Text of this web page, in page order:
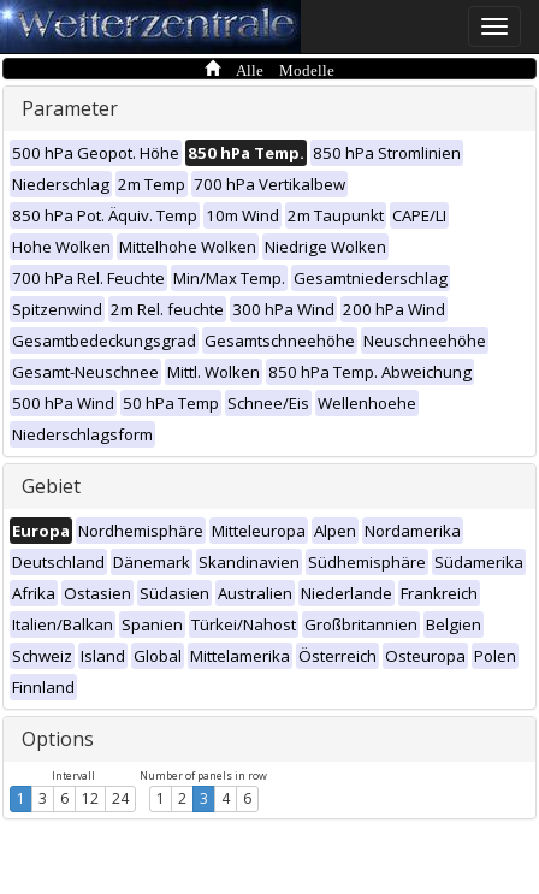
Toggle
Alle Modelle
Parameter
500 hPa Geopot. Höhe 850 hPa Temp. 850 hPa Stromlinien
Niederschlag 2m Temp 700 hPa Vertikalbew
850 hPa Pot. Äquiv. Temp 10m Wind 2m Taupunkt CAPE/LI
Hohe Wolken Mittelhohe Wolken Niedrige Wolken
700 hPa Rel. Feuchte Min/Max Temp. Gesamtniederschlag
Spitzenwind 2m Rel. feuchte 300 hPa Wind 200 hPa Wind
Gesamtbedeckungsgrad Gesamtschneehöhe Neuschneehöhe
Gesamt-Neuschnee Mittl. Wolken 850 hPa Temp. Abweichung
500 hPa Wind 50 hPa Temp Schnee/Eis Wellenhoehe
Niederschlagsform
Gebiet
Europa Nordhemisphäre Mitteleuropa Alpen Nordamerika
Deutschland Dänemark Skandinavien Südhemisphäre Südamerika
Afrika Ostasien Südasien Australien Niederlande Frankreich
Italien/Balkan Spanien Türkei/Nahost Großbritannien Belgien
Schweiz Island Global Mittelamerika Österreich Osteuropa Polen
Finnland
Options
Intervall
1 3 6 12 24
Number of panels in row
1 2 3 4 6